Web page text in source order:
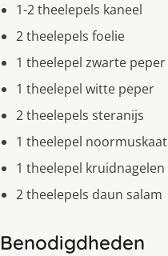
1-2 theelepels kaneel
2 theelepels foelie
1 theelepel zwarte peper
1 theelepel witte peper
2 theelepels steranijs
1 theelepel noormuskaat
1 theelepel kruidnagelen
2 theelepels daun salam
Benodigdheden